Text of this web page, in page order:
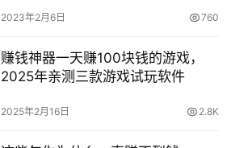
2023年2月6日 760
赚钱神器一天赚100块钱的游戏，
2025年亲测三款游戏试玩软件
2025年2月16日 2.8K